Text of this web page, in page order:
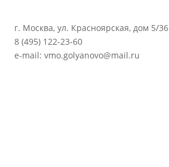
г. Москва, ул. Красноярская, дом 5/36
8 (495) 122-23-60
e-mail: vmo.golyanovo@mail.ru